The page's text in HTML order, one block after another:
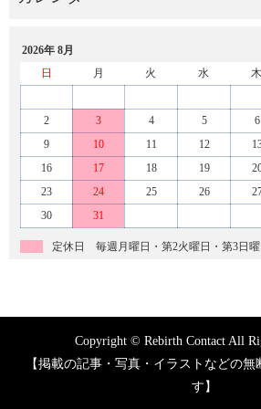
2026年 8月
日
月 火 水 木
2
3 4 5 6
9
10 11 12
16
17 18 19
23
24 25 26
30
31
定休日 毎週月曜日・第2火曜日・第3日曜
Copyright © Rebirth Contact All
【掲載の記事・写真・イラストなどの
す】